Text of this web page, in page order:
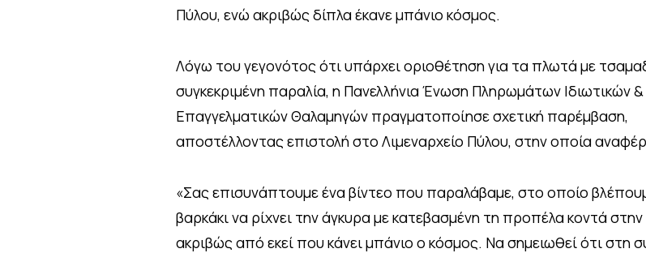
Πύλου, ενώ ακριβώς δίπλα έκανε μπάνιο κόσμος.
Λόγω του γεγονότος ότι υπάρχει οριοθέτηση για τα πλωτά με
συγκεκριμένη παραλία, η Πανελλήνια Ένωση Πληρωμάτων Ιδιωτικών &
Επαγγελματικών Θαλαμηγών πραγματοποίησε σχετική παρέμβαση,
αποστέλλοντας επιστολή στο Λιμεναρχείο Πύλου, στην οποία
«Σας επισυνάπτουμε ένα βίντεο που παραλάβαμε, στο οποίο
βαρκάκι να ρίχνει την άγκυρα με κατεβασμένη τη προπέλα κοντά
ακριβώς από εκεί που κάνει μπάνιο ο κόσμος. Να σημειωθεί ότι στη